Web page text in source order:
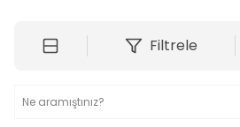
Filtrele